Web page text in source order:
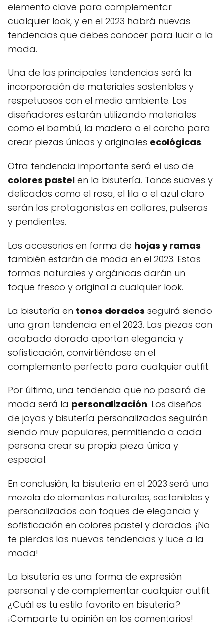
elemento clave para complementar
cualquier look, y en el 2023 habrá nuevas
tendencias que debes conocer para lucir a la
moda.
Una de las principales tendencias será la
incorporación de materiales sostenibles y
respetuosos con el medio ambiente. Los
diseñadores estarán utilizando materiales
como el bambú, la madera o el corcho para
crear piezas únicas y originales ecológicas.
Otra tendencia importante será el uso de
colores pastel en la bisutería. Tonos suaves y
delicados como el rosa, el lila o el azul claro
serán los protagonistas en collares, pulseras
y pendientes.
Los accesorios en forma de hojas y ramas
también estarán de moda en el 2023. Estas
formas naturales y orgánicas darán un
toque fresco y original a cualquier look.
La bisutería en tonos dorados seguirá siendo
una gran tendencia en el 2023. Las piezas con
acabado dorado aportan elegancia y
sofisticación, convirtiéndose en el
complemento perfecto para cualquier outfit.
Por último, una tendencia que no pasará de
moda será la personalización. Los diseños
de joyas y bisutería personalizadas seguirán
siendo muy populares, permitiendo a cada
persona crear su propia pieza única y
especial.
En conclusión, la bisutería en el 2023 será una
mezcla de elementos naturales, sostenibles y
personalizados con toques de elegancia y
sofisticación en colores pastel y dorados. ¡No
te pierdas las nuevas tendencias y luce a la
moda!
La bisutería es una forma de expresión
personal y de complementar cualquier outfit.
¿Cuál es tu estilo favorito en bisutería?
¡Comparte tu opinión en los comentarios!